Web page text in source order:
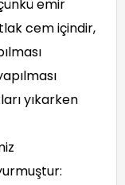
emir
cem içindir,
yıkarken